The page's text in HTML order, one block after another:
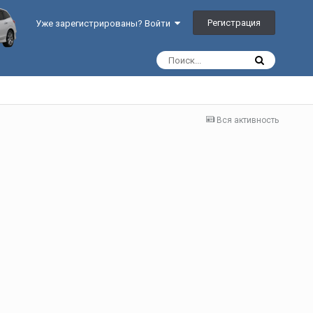
Уже зарегистрированы? Войти Регистрация
Вся активность